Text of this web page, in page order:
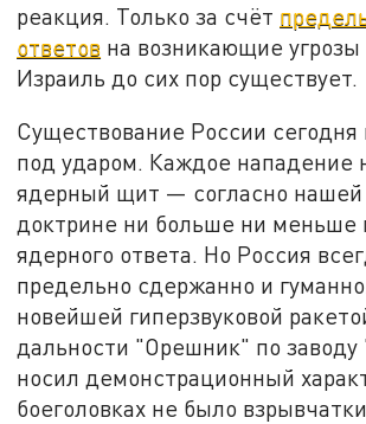
реакция. Только за счёт
ответов на возникающие угрозы
Израиль до сих пор существует.
Существование России сегодня
под ударом. Каждое нападение
ядерный щит — согласно нашей
доктрине ни больше ни меньше
ядерного ответа. Но Россия
предельно сдержанно и
новейшей гиперзвуковой
дальности "Орешник" по
носил демонстрационный
боеголовках не было